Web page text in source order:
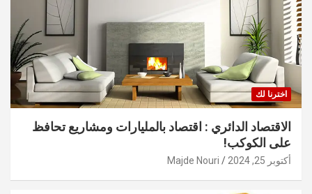
اخترنا لك
الاقتصاد الدائري : اقتصاد بالمليارات ومشاريع تحافظ
على الكوكب!
أكتوبر 25, 2024 Majde Nouri